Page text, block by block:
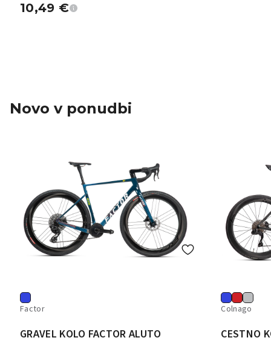
10,49 €
Novo v ponudbi
Factor
GRAVEL KOLO FACTOR ALUTO
Colnago
CESTNO